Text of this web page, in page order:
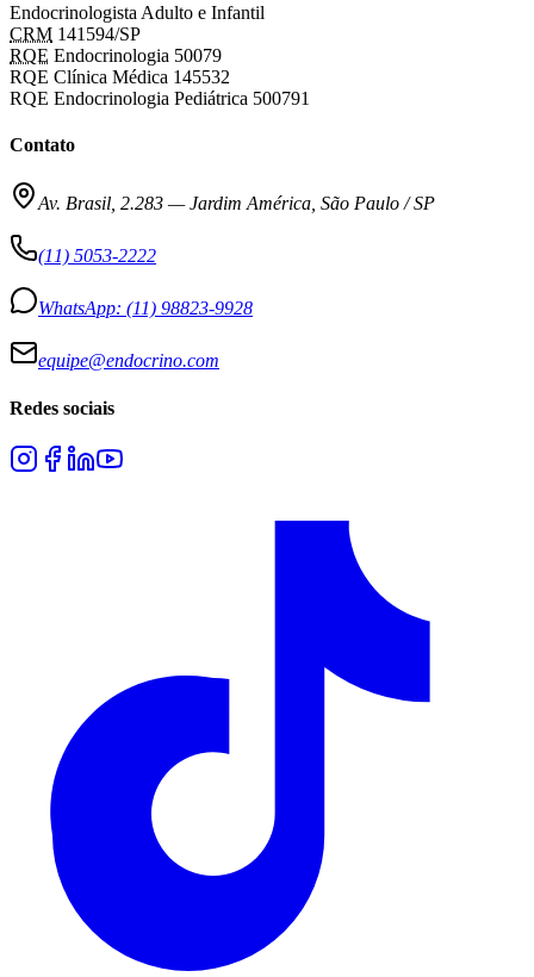
Endocrinologista Adulto e Infantil
CRM 141594/SP
RQE Endocrinologia 50079
RQE Clínica Médica 145532
RQE Endocrinologia Pediátrica 500791
Contato
Av. Brasil, 2.283 —Jardim América, São Paulo / SP
(11) 5053-2222
WhatsApp: (11) 98823-9928
equipe@endocrino.com
Redes sociais